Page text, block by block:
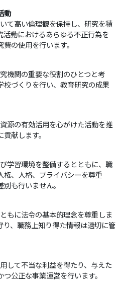
動
て高い倫理観を保持し、研究を積
動におけるあらゆる不正行為を
の使用を行います。
機関の重要な役割のひとつと考
校づくりを行い、教育研究の成果
源の有効活用を心がけた活動を推
献します。
学習環境を整備するとともに、職
、人格、プライバシーを尊重
も行いません。
もに法令の基本的理念を尊重しま
、職務上知り得た情報は適切に管
して不当な利益を得たり、与えた
公正な事業運営を行います。